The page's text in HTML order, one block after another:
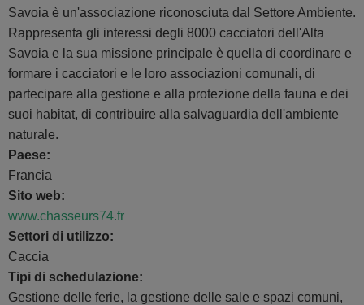
Savoia è un'associazione riconosciuta dal Settore Ambiente.
Rappresenta gli interessi degli 8000 cacciatori dell'Alta
Savoia e la sua missione principale è quella di coordinare e
formare i cacciatori e le loro associazioni comunali, di
partecipare alla gestione e alla protezione della fauna e dei
suoi habitat, di contribuire alla salvaguardia dell'ambiente
naturale.
Paese:
Francia
Sito web:
www.chasseurs74.fr
Settori di utilizzo:
Caccia
Tipi di schedulazione:
Gestione delle ferie, la gestione delle sale e spazi comuni,